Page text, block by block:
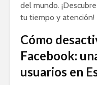
del mundo.
tu tiempo y atención!
Cómo
Facebook:
usuarios en